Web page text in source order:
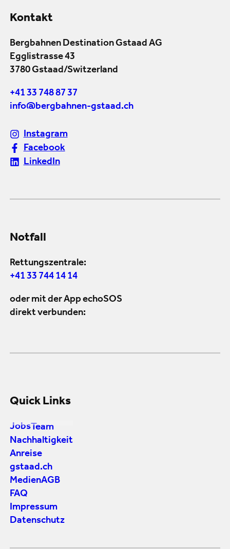
Kontakt
Bergbahnen Destination Gstaad AG
Egglistrasse 43
3780 Gstaad/Switzerland
+41 33 748 87 37
info@bergbahnen-gstaad.ch
Instagram
Facebook
LinkedIn
Notfall
Rettungszentrale:
+41 33 744 14 14
oder mit der App echoSOS
direkt verbunden:
Quick Links
Jobs Team
Nachhaltigkeit
Anreise
gstaad.ch
MedienAGB
FAQ
Impressum
Datenschutz